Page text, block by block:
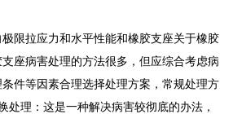
限拉应力和水平性能和橡胶支座关于橡胶
座病害处理的方法很多，但应综合考虑病
件等因素合理选择处理方案，常规处理方
处理：这是一种解决病害较彻底的办法，